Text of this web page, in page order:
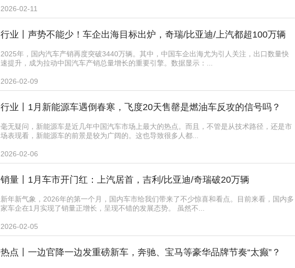
2026-02-11
行业丨声势不能少！车企出海目标出炉，奇瑞/比亚迪/上汽都超100万辆
2025年，国内汽车产销再度突破3440万辆。其中，中国车企出海尤为引人关注，出口数量快
速提升，成为拉动中国汽车产销总量增长的重要引擎。数据显示：...
2026-02-09
行业丨1月新能源车遇倒春寒，飞度20天售罄是燃油车反攻的信号吗？
毫无疑问，新能源车是近几年中国汽车市场上最大的热点。而且，不管是从技术路径，还是市
场表现看，新能源车的前景是较为广阔的。这也导致很多人都...
2026-02-06
销量丨1月车市开门红：上汽居首，吉利/比亚迪/奇瑞破20万辆
新年新气象，2026年的第一个月，国内车市给我们带来了不少惊喜和看点。目前来看，国内多
家车企在1月实现了销量正增长，呈现不错的发展态势。 虽然不...
2026-02-05
热点丨一边官降一边发重磅新车，奔驰、宝马等豪华品牌节奏“太癫”？